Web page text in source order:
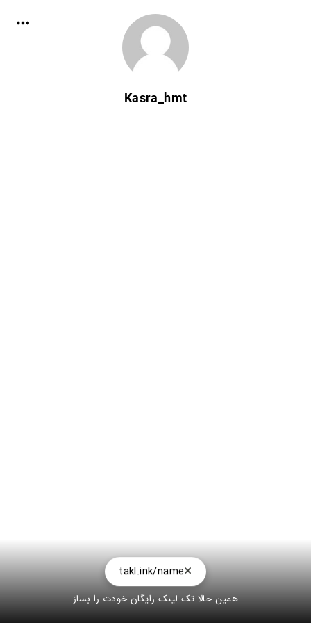
Kasra_hmt
takl.ink/name
همین حالا تک لینک رایگان خودت را بساز